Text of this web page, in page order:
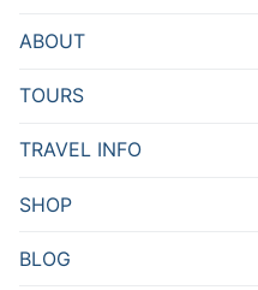
ABOUT
TOURS
TRAVEL INFO
SHOP
BLOG